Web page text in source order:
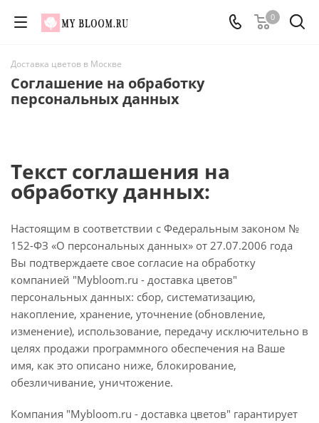
0
Доставка цветов в Москве
Соглашение на обработку
персональных данных
Текст соглашения на
обработку данных:
Настоящим в соответствии с Федеральным законом №
152-ФЗ «О персональных данных» от 27.07.2006 года
Вы подтверждаете свое согласие на обработку
компанией "Mybloom.ru - доставка цветов"
персональных данных: сбор, систематизацию,
накопление, хранение, уточнение (обновление,
изменение), использование, передачу исключительно в
целях продажи программного обеспечения на Ваше
имя, как это описано ниже, блокирование,
обезличивание, уничтожение.
Компания "Mybloom.ru - доставка цветов" гарантирует